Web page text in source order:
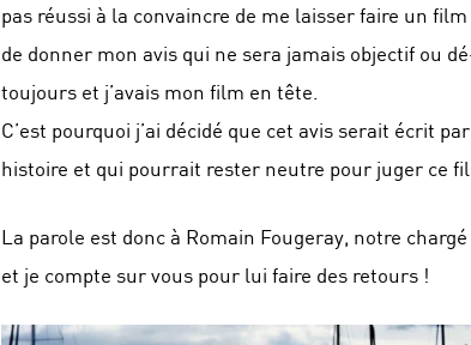
pas réussi à la convaincre de me laisser faire un
de donner mon avis qui ne sera jamais objectif ou
toujours et j’avais mon film en tête.
C’est pourquoi j’ai décidé que cet avis serait écrit
histoire et qui pourrait rester neutre pour juger ce
La parole est donc à Romain Fougeray, notre
et je compte sur vous pour lui faire des retours !